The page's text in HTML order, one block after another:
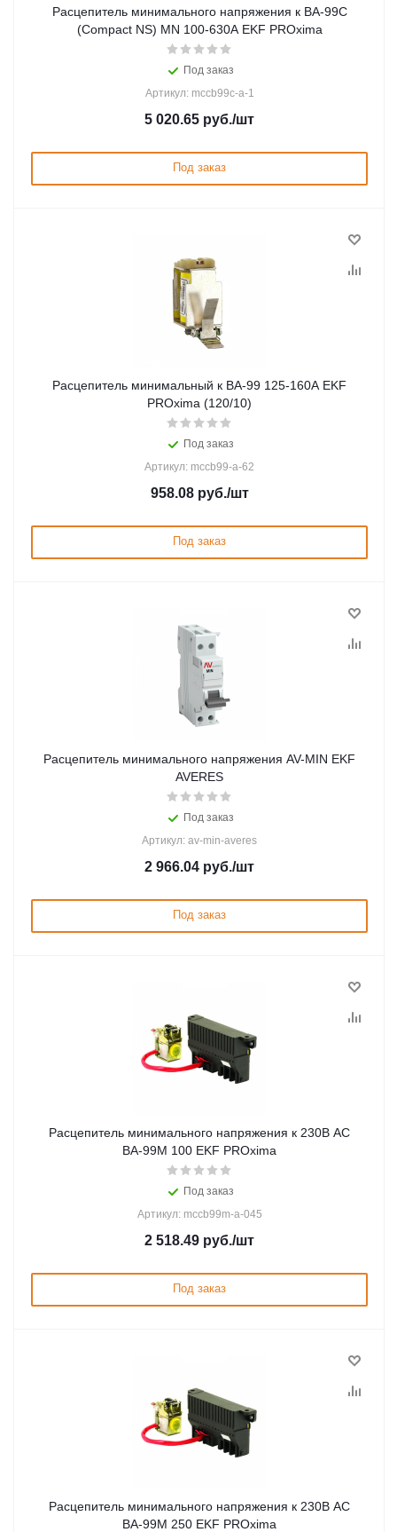
Расцепитель минимального напряжения к ВА-99С
(Compact NS) MN 100-630А EKF PROxima
Под заказ
Артикул: mccb99c-a-1
5 020.65 руб./шт
Под заказ
Расцепитель минимальный к ВА-99 125-160А EKF
PROxima (120/10)
Под заказ
Артикул: mccb99-a-62
958.08руб./шт
Под заказ
Расцепитель минимального напряжения AV-MIN EKF
AVERES
Под заказ
Артикул: av-min-averes
2 966.04 руб./шт
Под заказ
Расцепитель минимального напряжения к 230В AC
ВА-99М 100 EKF PROxima
Под заказ
Артикул: mccb99m-a-045
2 518.49 руб./шт
Под заказ
Расцепитель минимального напряжения к 230В AC
ВА-99М 250 EKF PROxima